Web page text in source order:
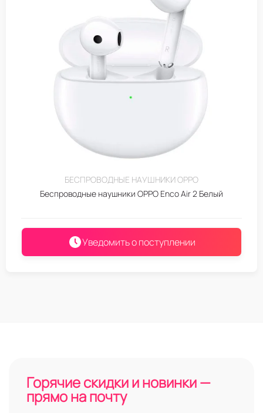
БЕСПРОВОДНЫЕ НАУШНИКИ OPPO
Беспроводные наушники OPPO Enco Air 2 Белый
Уведомить о поступлении
Горячие скидки и новинки —
прямо на почту